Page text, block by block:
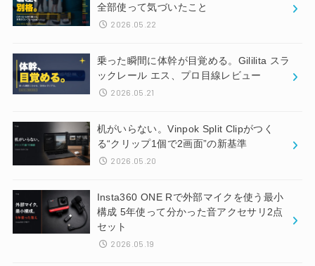
全部使って気づいたこと
2026.05.22
乗った瞬間に体幹が目覚める。Gililita スラ
ックレール エス、プロ目線レビュー
2026.05.21
机がいらない。Vinpok Split Clipがつく
る“クリップ1個で2画面”の新基準
2026.05.20
Insta360 ONE Rで外部マイクを使う最小
構成 5年使って分かった音アクセサリ2点
セット
2026.05.19